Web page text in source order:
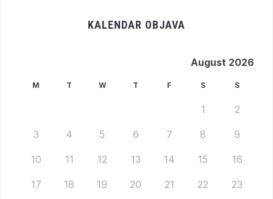
KALENDAR OBJAVA
August 2026
M T W T F S S
1 2
3 4 5 6 7 8 9
10 11 12 13 14 15 16
17 18 19 20 21 22 23